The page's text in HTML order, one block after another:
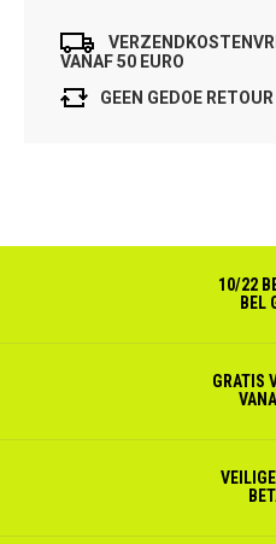
VANAF 50 EURO
GEEN GEDOE RETOUR
10/22
BEL
GRATIS